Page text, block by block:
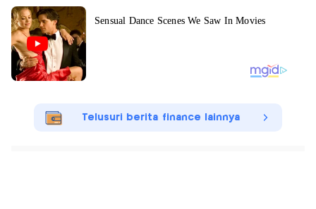
Telusuri berita finance lainnya